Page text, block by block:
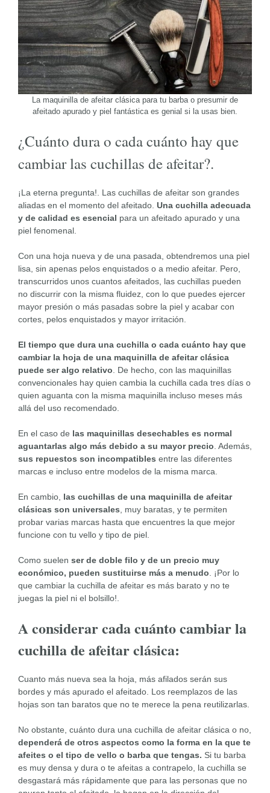
La maquinilla de afeitar clásica para tu barba o presumir de
afeitado apurado y piel fantástica es genial si la usas bien.
¿Cuánto dura o cada cuánto hay que
cambiar las cuchillas de afeitar?.
¡La eterna pregunta!. Las cuchillas de afeitar son grandes
aliadas en el momento del afeitado. Una cuchilla adecuada
y de calidad es esencial para un afeitado apurado y una
piel fenomenal.
Con una hoja nueva y de una pasada, obtendremos una piel
lisa, sin apenas pelos enquistados o a medio afeitar. Pero,
transcurridos unos cuantos afeitados, las cuchillas pueden
no discurrir con la misma fluidez, con lo que puedes ejercer
mayor presión o más pasadas sobre la piel y acabar con
cortes, pelos enquistados y mayor irritación.
El tiempo que dura una cuchilla o cada cuánto hay que
cambiar la hoja de una maquinilla de afeitar clásica
puede ser algo relativo . De hecho, con las maquinillas
convencionales hay quien cambia la cuchilla cada tres días o
quien aguanta con la misma maquinilla incluso meses más
allá del uso recomendado.
En el caso de las maquinillas desechables es normal
aguantarlas algo más debido a su mayor precio . Además,
sus repuestos son incompatibles entre las diferentes
marcas e incluso entre modelos de la misma marca.
En cambio, las cuchillas de una maquinilla de afeitar
clásicas son universales , muy baratas, y te permiten
probar varias marcas hasta que encuentres la que mejor
funcione con tu vello y tipo de piel.
Como suelen ser de doble filo y de un precio muy
económico, pueden sustituirse más a menudo . ¡Por lo
que cambiar la cuchilla de afeitar es más barato y no te
juegas la piel ni el bolsillo!.
A considerar cada cuánto cambiar la
cuchilla de afeitar clásica:
Cuanto más nueva sea la hoja, más afilados serán sus
bordes y más apurado el afeitado. Los reemplazos de las
hojas son tan baratos que no te merece la pena reutilizarlas.
No obstante, cuánto dura una cuchilla de afeitar clásica o no,
dependerá de otros aspectos como la forma en la que te
afeites o el tipo de vello o barba que tengas. Si tu barba
es muy densa y dura o te afeitas a contrapelo, la cuchilla se
desgastará más rápidamente que para las personas que no